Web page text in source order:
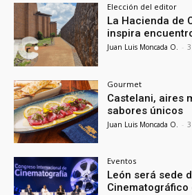
Elección del editor
La Hacienda de
inspira
Juan Luis Moncada O. -
Gourmet
Castelani, aires
sabores únicos
Juan Luis Moncada O. -
Eventos
León será sede
Cinematográfico